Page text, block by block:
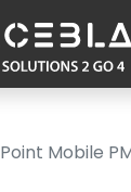
Point Mobile